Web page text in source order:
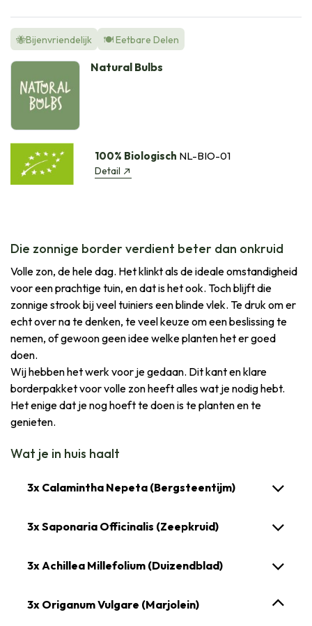
🐝Bijenvriendelijk 🍽️ Eetbare Delen
Natural Bulbs
100% Biologisch NL-BIO-01
Detail
Die zonnige border verdient beter dan onkruid
Volle zon, de hele dag. Het klinkt als de ideale omstandigheid
voor een prachtige tuin, en dat is het ook. Toch blijft die
zonnige strook bij veel tuiniers een blinde vlek. Te druk om er
echt over na te denken, te veel keuze om een beslissing te
nemen, of gewoon geen idee welke planten het er goed
doen.
Wij hebben het werk voor je gedaan. Dit kant en klare
borderpakket voor volle zon heeft alles wat je nodig hebt.
Het enige dat je nog hoeft te doen is te planten en te
genieten.
Wat je in huis haalt
3x Calamintha Nepeta (Bergsteentijm)
3x Saponaria Officinalis (Zeepkruid)
3x Achillea Millefolium (Duizendblad)
3x Origanum Vulgare (Marjolein)